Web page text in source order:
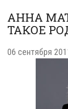
АННА
ТАКОЕ
06 сентября